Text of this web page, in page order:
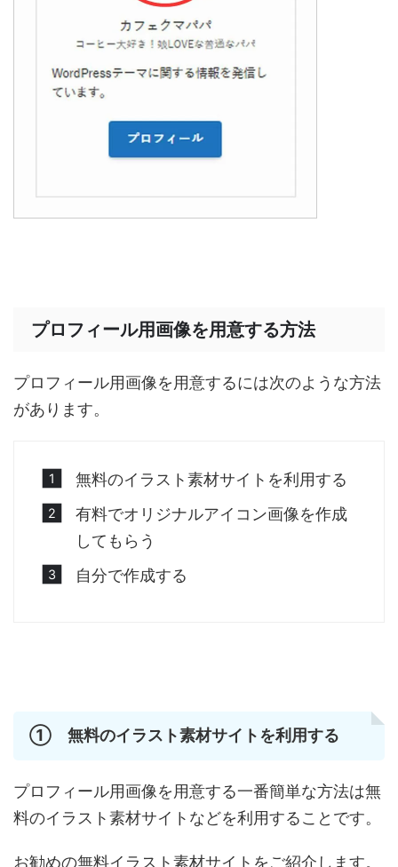
プロフィール用画像を用意する方法
プロフィール用画像を用意するには次のような方法
があります。
無料のイラスト素材サイトを利用する
有料でオリジナルアイコン画像を作成
してもらう
自分で作成する
① 無料のイラスト素材サイトを利用する
プロフィール用画像を用意する一番簡単な方法は無
料のイラスト素材サイトなどを利用することです。
お勧めの無料イラスト素材サイトをご紹介します。